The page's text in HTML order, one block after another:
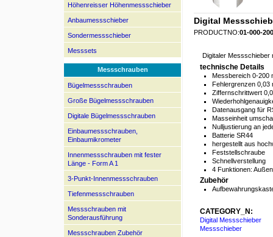
Höhenreisser Höhenmessschieber
Anbaumessschieber
Sondermessschieber
Messsets
Messschrauben
Bügelmessschrauben
Große Bügelmessschrauben
Digitale Bügelmessschrauben
Einbaumessschrauben,
Einbaumikrometer
Innenmessschrauben mit fester
Länge - Form A 1
3-Punkt-Innenmessschrauben
Tiefenmessschrauben
Messschrauben mit
Sonderausführung
Messschrauben Zubehör
Digital
PRODUCTNO:01-000-
Digitaler Messschieber
technische Details
Messbereich 0-200
Fehlergrenzen 0,03
Ziffernschrittwert
Datenausgang für
Masseinheit
Nulljustierung an
Batterie SR44
hergestellt aus
Feststellschraube
Schnellverstellung
4 Funktionen:
Zubehör
CATEGORY_N:
Digital Messschieber
Messschieber